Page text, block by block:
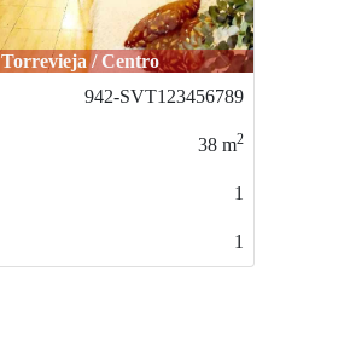
Torrevieja / Centro
942-SVT123456789
38 m2
1
1